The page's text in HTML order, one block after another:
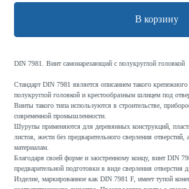
В корзину
DIN 7981. Винт самонарезающий с полукруглой головкой
Стандарт DIN 7981 является описанием такого
полукруглой головкой и крестообразным шлицем под
Винты такого типа используются в строительстве,
современной промышленности.
Шурупы применяются для деревянных конструкций,
листов, жести без предварительного сверления отверстий,
материалам.
Благодаря своей форме и заостренному концу, винт DIN
предварительной подготовки в виде сверления отверстия
Изделие, маркированное как DIN 7981 F, имеет тупой